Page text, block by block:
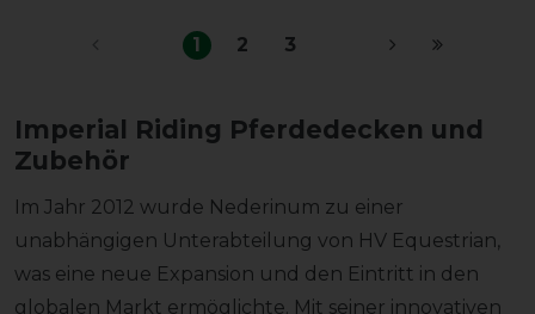
1 2 3
Imperial Riding Pferdedecken und
Zubehör
Im Jahr 2012 wurde Nederinum zu einer
unabhängigen Unterabteilung von HV Equestrian,
was eine neue Expansion und den Eintritt in den
globalen Markt ermöglichte. Mit seiner innovativen